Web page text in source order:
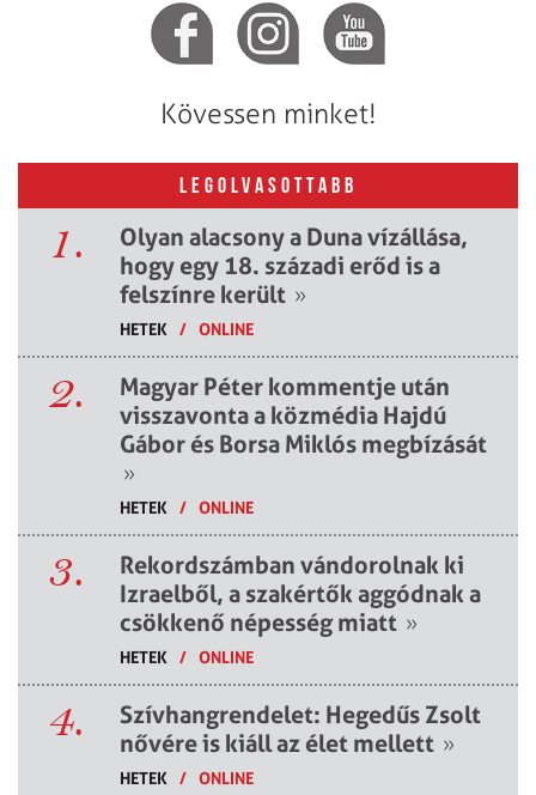
Kövessen minket!
LEGOLVASOTTABB
1.
Olyan alacsony a Duna vízállása,
hogy egy 18. századi erőd is a
felszínre került »
HETEK / ONLINE
2.
Magyar Péter kommentje után
visszavonta a közmédia Hajdú
Gábor és Borsa Miklós megbízását
»
HETEK / ONLINE
3.
Rekordszámban vándorolnak ki
Izraelből, a szakértők aggódnak a
csökkenő népesség miatt »
HETEK / ONLINE
4.
Szívhangrendelet: Hegedűs Zsolt
nővére is kiáll az élet mellett »
HETEK / ONLINE